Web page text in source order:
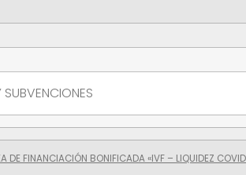
DE FINANCIACIÓN BONIFICADA «IVF – LIQUIDEZ